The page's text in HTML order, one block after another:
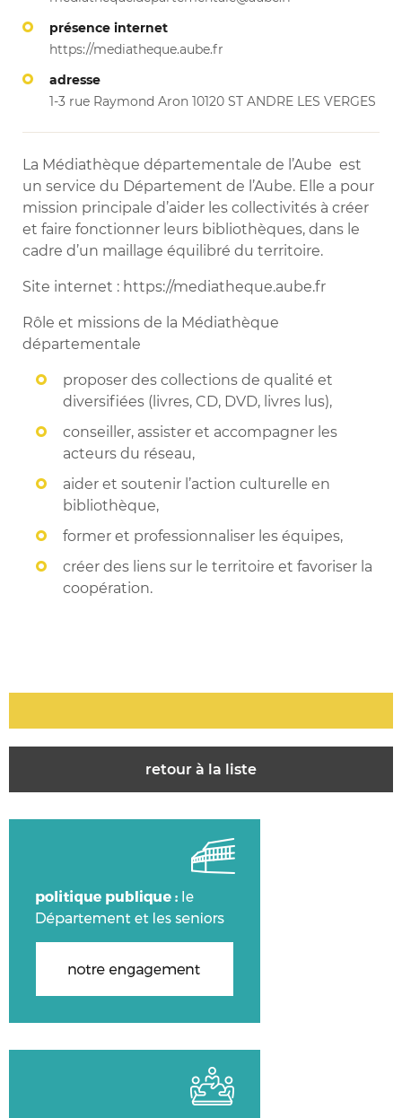
présence internet
https://mediatheque.aube.fr
adresse
1-3 rue Raymond Aron 10120 ST ANDRE LES VERGES
La Médiathèque départementale de l’Aube est
un service du Département de l’Aube. Elle a pour
mission principale d’aider les collectivités à créer
et faire fonctionner leurs bibliothèques, dans le
cadre d’un maillage équilibré du territoire.
Site internet : https://mediatheque.aube.fr
Rôle et missions de la Médiathèque
départementale
proposer des collections de qualité et
diversifiées (livres, CD, DVD, livres lus),
conseiller, assister et accompagner les
acteurs du réseau,
aider et soutenir l’action culturelle en
bibliothèque,
former et professionnaliser les équipes,
créer des liens sur le territoire et favoriser la
coopération.
retour à la liste